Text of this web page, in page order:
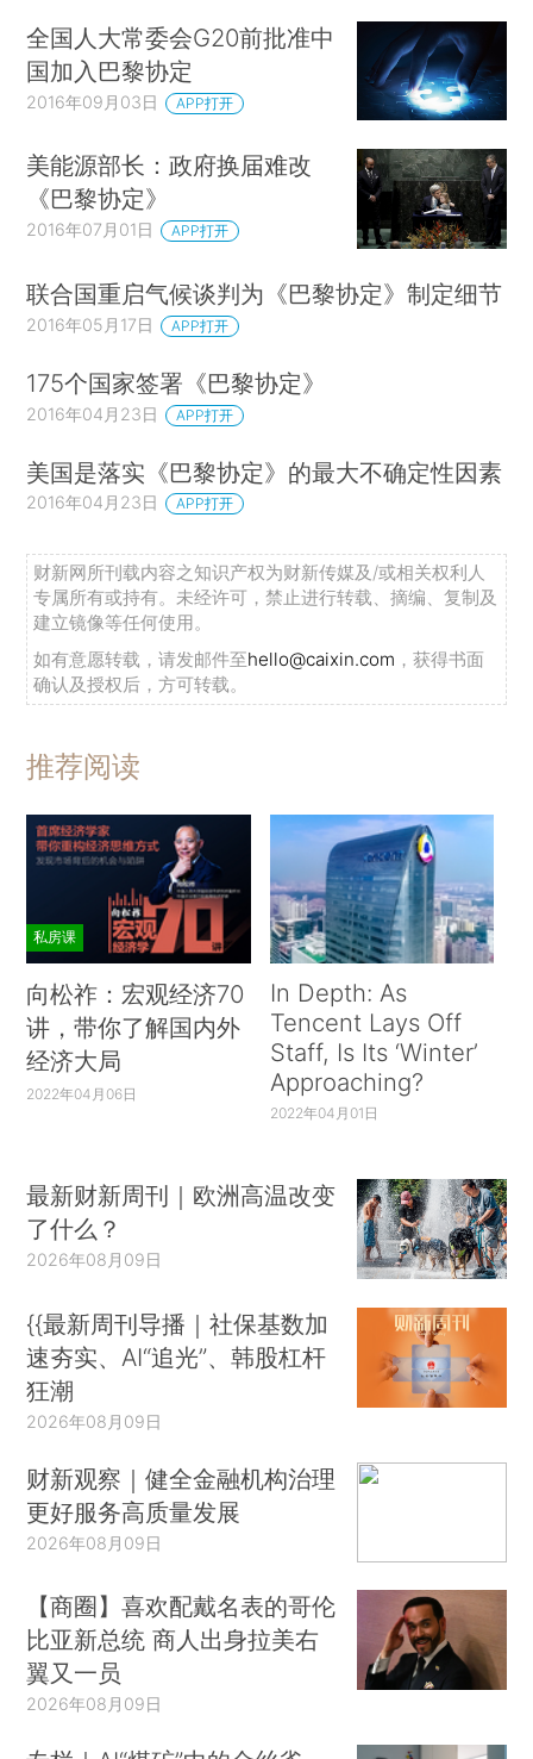
全国人大常委会G20前批准中
国加入巴黎协定
2016年09月03日 APP打开
美能源部长：政府换届难改
《巴黎协定》
2016年07月01日 APP打开
联合国重启气候谈判为《巴黎协定》制定细节
2016年05月17日 APP打开
175个国家签署《巴黎协定》
2016年04月23日 APP打开
美国是落实《巴黎协定》的最大不确定性因素
2016年04月23日 APP打开
财新网所刊载内容之知识产权为财新传媒及/或相关权利人
专属所有或持有。未经许可，禁止进行转载、摘编、复制及
建立镜像等任何使用。
如有意愿转载，请发邮件至hello@caixin.com ，获得书面
确认及授权后，方可转载。
推荐阅读
私房课
向松祚：宏观经济70
讲，带你了解国内外
经济大局
2022年04月06日
In Depth: As
Tencent Lays Off
Staff, Is Its ‘Winter’
Approaching?
2022年04月01日
最新财新周刊｜欧洲高温改变
了什么？
2026年08月09日
{{最新周刊导播｜社保基数加
速夯实、AI“追光”、韩股杠杆
狂潮
2026年08月09日
财新观察｜健全金融机构治理
更好服务高质量发展
2026年08月09日
【商圈】喜欢配戴名表的哥伦
比亚新总统 商人出身拉美右
翼又一员
2026年08月09日